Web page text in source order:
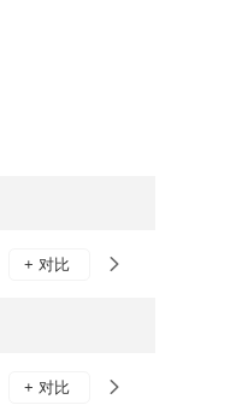
+ 对比
+ 对比